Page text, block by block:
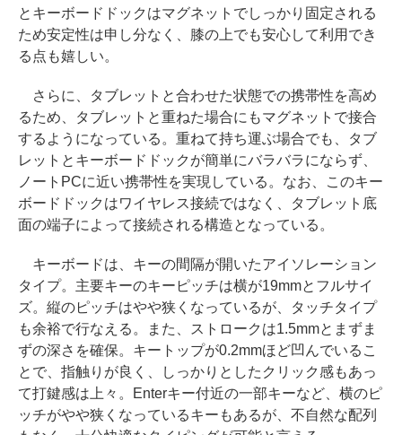
とキーボードドックはマグネットでしっかり固定される
ため安定性は申し分なく、膝の上でも安心して利用でき
る点も嬉しい。
さらに、タブレットと合わせた状態での携帯性を高め
るため、タブレットと重ねた場合にもマグネットで接合
するようになっている。重ねて持ち運ぶ場合でも、タブ
レットとキーボードドックが簡単にバラバラにならず、
ノートPCに近い携帯性を実現している。なお、このキー
ボードドックはワイヤレス接続ではなく、タブレット底
面の端子によって接続される構造となっている。
キーボードは、キーの間隔が開いたアイソレーション
タイプ。主要キーのキーピッチは横が19mmとフルサイ
ズ。縦のピッチはやや狭くなっているが、タッチタイプ
も余裕で行なえる。また、ストロークは1.5mmとまずま
ずの深さを確保。キートップが0.2mmほど凹んでいるこ
とで、指触りが良く、しっかりとしたクリック感もあっ
て打鍵感は上々。Enterキー付近の一部キーなど、横のピ
ッチがやや狭くなっているキーもあるが、不自然な配列